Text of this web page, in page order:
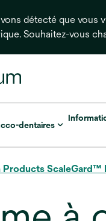
détecté que vous
Souhaitez-vous
dentaires
ScaleGard™